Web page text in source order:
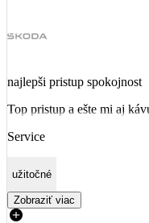
najlepši pristup spokojnost
Top pristup a ešte mi aj
Service
užitočné
Zobraziť viac